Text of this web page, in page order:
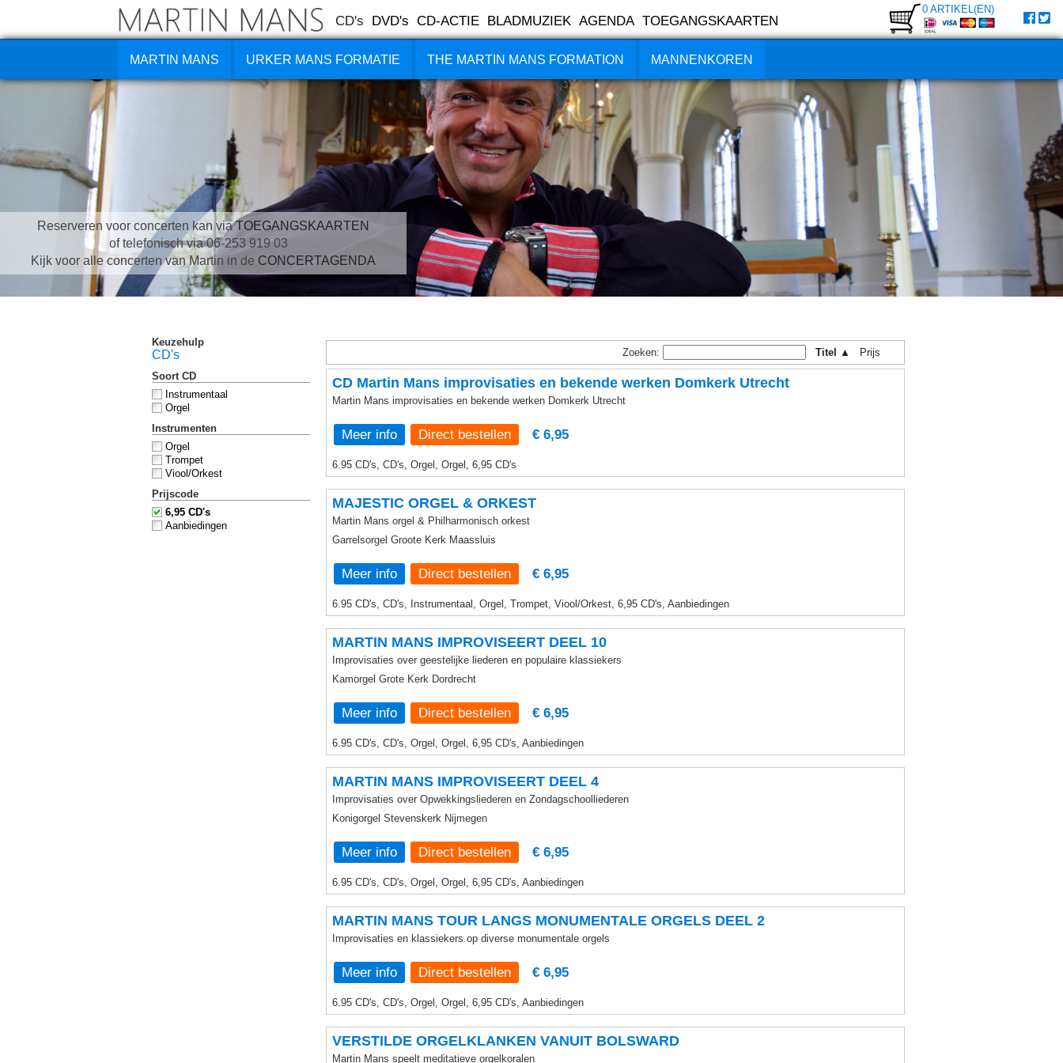
CD's DVD's CD-ACTIE BLADMUZIEK AGENDA TOEGANGSKAARTEN
0 ARTIKEL(EN)
MARTIN MANS URKER MANS FORMATIE THE MARTIN MANS FORMATION MANNENKOREN
Reserveren voor concerten kan viaTOEGANGSKAARTEN
of telefonisch via 06-253 919 03
Kijk voor alle concerten van Martin in de CONCERTAGENDA
Keuzehulp
CD's
Soort CD
Instrumentaal
Orgel
Instrumenten
Orgel
Trompet
Viool/Orkest
Prijscode
6,95 CD's
Aanbiedingen
Zoeken: Titel ▲ Prijs
CD Martin Mans improvisaties en bekende werken Domkerk Utrecht
Martin Mans improvisaties en bekende werken Domkerk Utrecht
Meer info € 6,95
6.95 CD's, CD's, Orgel, Orgel, 6,95 CD's
MAJESTIC ORGEL & ORKEST
Martin Mans orgel & Philharmonisch orkest
Garrelsorgel Groote Kerk Maassluis
Meer info € 6,95
6.95 CD's, CD's, Instrumentaal, Orgel, Trompet, Viool/Orkest, 6,95 CD's, Aanbiedingen
MARTIN MANS IMPROVISEERT DEEL 10
Improvisaties over geestelijke liederen en populaire klassiekers
Kamorgel Grote Kerk Dordrecht
Meer info € 6,95
6.95 CD's, CD's, Orgel, Orgel, 6,95 CD's, Aanbiedingen
MARTIN MANS IMPROVISEERT DEEL 4
Improvisaties over Opwekkingsliederen en Zondagschoolliederen
Konigorgel Stevenskerk Nijmegen
Meer info € 6,95
6.95 CD's, CD's, Orgel, Orgel, 6,95 CD's, Aanbiedingen
MARTIN MANS TOUR LANGS MONUMENTALE ORGELS DEEL 2
Improvisaties en klassiekers op diverse monumentale orgels
Meer info € 6,95
6.95 CD's, CD's, Orgel, Orgel, 6,95 CD's, Aanbiedingen
VERSTILDE ORGELKLANKEN VANUIT BOLSWARD
Martin Mans speelt meditatieve orgelkoralen